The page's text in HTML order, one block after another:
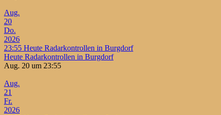
Aug.
20
Do.
2026
23:55 Heute Radarkontrollen in Burgdorf
Heute Radarkontrollen in Burgdorf
Aug. 20 um 23:55
Aug.
21
Fr.
2026